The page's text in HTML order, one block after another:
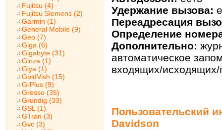
Fujitsu (4)
Fujitsu Siemens (2)
Garmin (1)
General Mobile (9)
Geo (7)
Giga (6)
Gigabyte (31)
Ginza (1)
Giya (1)
GoldVish (15)
G-Plus (9)
Gresso (35)
Grundig (33)
GSL (1)
GTran (3)
Gvc (3)
Удержание вызова:
Переадресация
Определение
Дополнительно:
автоматическое
входящих/
Пользовательский
Davidson